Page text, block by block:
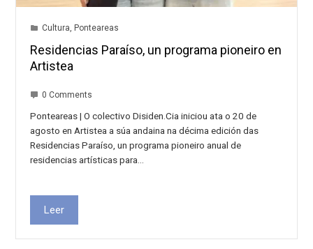
Cultura, Ponteareas
Residencias Paraíso, un programa pioneiro en
Artistea
0 Comments
Ponteareas | O colectivo Disiden.Cia iniciou ata o 20 de
agosto en Artistea a súa andaina na décima edición das
Residencias Paraíso, un programa pioneiro anual de
residencias artísticas para…
Leer